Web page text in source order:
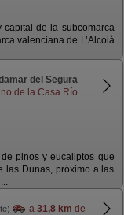
capital de la subcomarca
valenciana de L’Alcoià
del Segura
de la Casa Río
pinos y eucaliptos que
las Dunas, próximo a las
a 31,8 km de